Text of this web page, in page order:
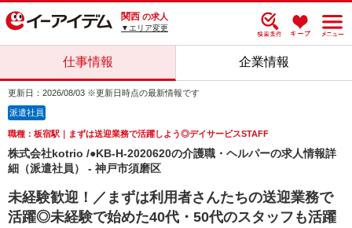
関西 の求人
▼エリア変更
仕事情報 企業情報
更新日：2026/08/03 ※更新日時点の最新情報です
派遣社員
職種：板宿駅｜まずは送迎業務で活躍しよう◎デイサービスSTAFF
株式会社kotrio /●KB-H-2020620の介護職・ヘルパーの求人情報詳
細（派遣社員） - 神戸市須磨区
未経験歓迎！／まずは利用者さんたちの送迎業務で
活躍◎未経験で始めた40代・50代のスタッフも活躍